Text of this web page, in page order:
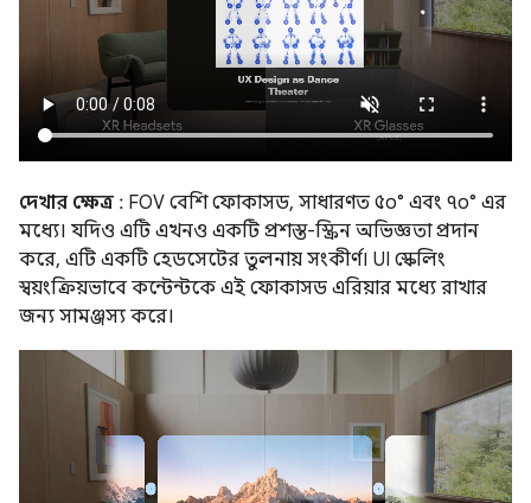
দেখার ক্ষেত্র : FOV বেশি ফোকাসড, সাধারণত ৫০° এবং ৭০° এর
মধ্যে। যদিও এটি এখনও একটি প্রশস্ত-স্ক্রিন অভিজ্ঞতা প্রদান
করে, এটি একটি হেডসেটের তুলনায় সংকীর্ণ। UI স্কেলিং
স্বয়ংক্রিয়ভাবে কন্টেন্টকে এই ফোকাসড এরিয়ার মধ্যে রাখার
জন্য সামঞ্জস্য করে।